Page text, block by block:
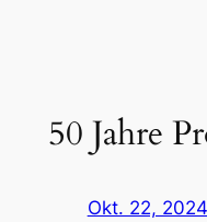
50 Jahre
Okt. 22, 2024